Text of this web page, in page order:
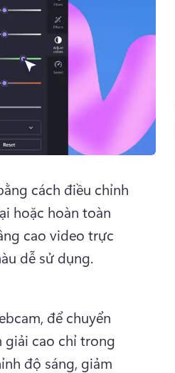
cách điều chỉnh
hoặc hoàn toàn
cao video trực
dễ sử dụng.
để chuyển
cao chỉ trong
độ sáng, giảm